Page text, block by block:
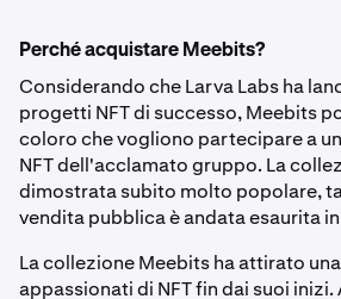
Perché acquistare Meebits?
Considerando che Larva Labs ha
progetti NFT di successo, Meebits
coloro che vogliono partecipare a
NFT dell'acclamato gruppo. La
dimostrata subito molto popolare,
vendita pubblica è andata esaurita
La collezione Meebits ha attirato
appassionati di NFT fin dai suoi inizi.